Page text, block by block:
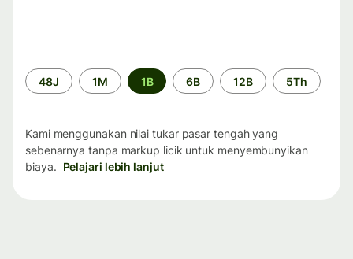
Periode
waktu
48J 1M 1B 6B 12B 5Th
Kami menggunakan nilai tukar pasar tengah yang
sebenarnya tanpa markup licik untuk menyembunyikan
biaya. Pelajari lebih lanjut